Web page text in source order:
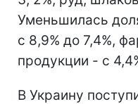
Уменьшилась
с 8,9% до 7,4%,
продукции - с
В Украину